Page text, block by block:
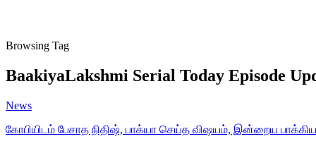
Browsing Tag
BaakiyaLakshmi Serial Today Episode
News
கோபியிடம் பேசாத நிதிஷ், பாக்யா செய்த விஷயம், இன்றைய